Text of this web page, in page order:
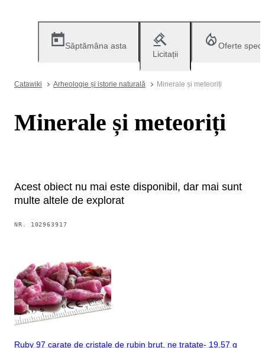
Săptămâna asta
Licitații
Oferte
Catawiki Arheologie și istorie naturală Minerale și meteoriți
Minerale și meteoriți
Acest obiect nu mai este disponibil, dar mai sunt
multe altele de explorat
NR. 102963917
Ruby 97 carate de cristale de rubin brut, ne tratate- 19.57 g